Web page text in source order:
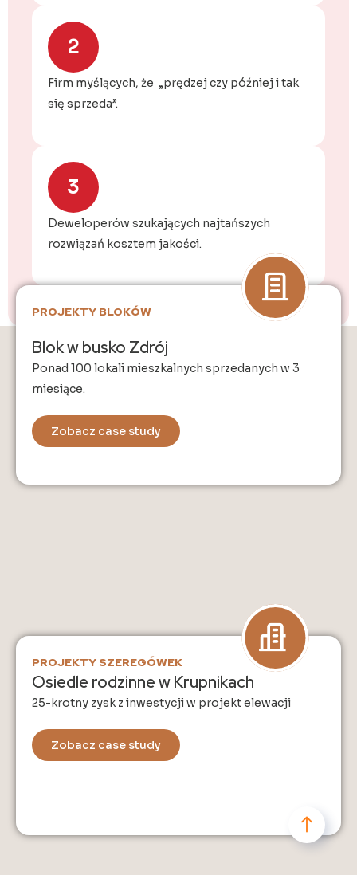
2
Firm myślących, że „prędzej czy później i tak
się sprzeda”.
3
Deweloperów szukających najtańszych
rozwiązań kosztem jakości.
OPINIE O NAS
Według badanć ISE, atrakcyjne elewacje sprzedają się
23% szybcieji osiągają21% wyższą cenę
PROJEKTY BLOKÓW
Blok w busko Zdrój
Ponad 100 lokali mieszkalnych sprzedanych w 3
miesiące.
Zobacz case study
PROJEKTY SZEREGÓWEK
Osiedle rodzinne w Krupnikach
25-krotny zysk z inwestycji w projekt elewacji
Zobacz case study